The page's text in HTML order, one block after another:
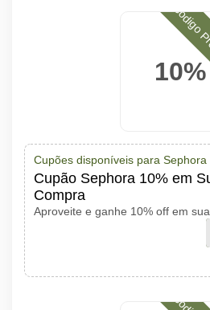
10%
Cupões disponíveis para Sephora
Cupão Sephora 10% em
Compra
Aproveite e ganhe 10% off em